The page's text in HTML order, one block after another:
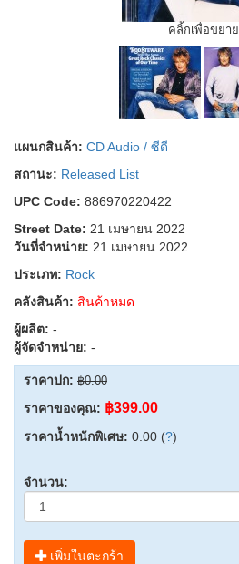
คลิ้กเพื่อขยาย
แผนกสินค้า: CD Audio / ซีดี
สถานะ: Released List
UPC Code: 886970220422
Street Date: 21 เมษายน 2022
วันที่จำหน่าย: 21 เมษายน 2022
ประเภท: Rock
คลังสินค้า: สินค้าหมด
ผู้ผลิต: -
ผู้จัดจำหน่าย: -
ราคาปก: ฿0.00
ราคาของคุณ: ฿399.00
ราคาน้ำหนักพิเศษ: 0.00 (?)
จำนวน:
เพิ่มในตะกร้า